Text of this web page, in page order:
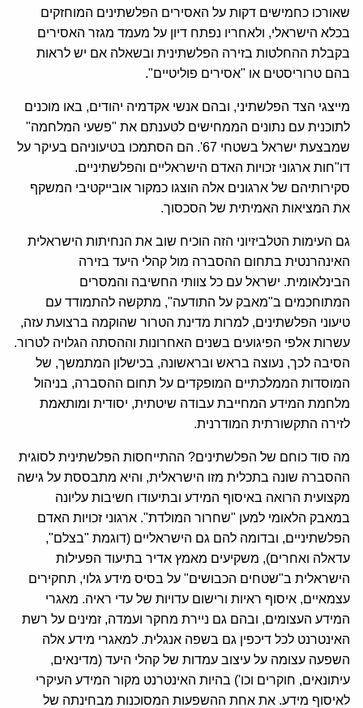
שאורכו כחמישים דקות על האסירים הפלשתינים המוחזקים
בכלא הישראלי, ולאחריו נפתח דיון על מעמד מגזר האסירים
בקבלת ההחלטות בזירה הפלשתינית ובשאלה אם יש לראות
בהם טרוריסטים או "אסירים פוליטיים".
מייצגי הצד הפלשתיני, ובהם אנשי אקדמיה יהודים, באו מוכנים
לתוכנית עם נתונים הממחישים לטענתם את "פשעי המלחמה"
שמבצעת ישראל בשטחי 67'. הם הסתמכו בטיעוניהם בעיקר על
דו"חות ארגוני זכויות האדם הישראליים והפלשתיניים.
סקירותיהם של ארגונים אלה הוצגו כמקור אובייקטיבי המשקף
את המציאות האמיתית של הסכסוך.
גם העימות הטלביזיוני הזה הוכיח שוב את הנחיתות הישראלית
האינהרנטית בתחום ההסברה מול קהלי היעד בזירה
הבינלאומית. ישראל עם כל צוותי החשיבה והמסרים
המתוחכמים ב"מאבק על התודעה", מתקשה להתמודד עם
טיעוני הפלשתינים, למרות מדינת הטרור שהוקמה ברצועת עזה,
עשרות אלפי הפיגועים בשנים האחרונות וההסתה הגלויה לטרור.
הסיבה לכך, נעוצה בראש ובראשונה, בכישלון המתמשך, של
המוסדות הממלכתיים המופקדים על תחום ההסברה, בניהול
מלחמת המידע המחייבת עבודה שיטתית, יסודית ומותאמת
לזירה התקשורתית המודרנית.
מה סוד כוחם של הפלשתינים? ההתייחסות הפלשתינית לסוגית
ההסברה שונה בתכלית מזו הישראלית, והיא מתבססת על גישה
מקצועית הרואה באיסוף המידע ובתיעודו חשיבות עליונה
במאבק הלאומי למען "שחרור המולדת". ארגוני זכויות האדם
הפלשתיניים, ובדומה להם גם הישראליים (דוגמת "בצלם",
עדאלה ואחרים), משקיעים מאמץ אדיר בתיעוד הפעילות
הישראלית ב"שטחים הכבושים" על בסיס מידע גלוי, תחקירים
עצמאיים, איסוף ראיות ורישום עדויות של עדי ראיה. מאגרי
המידע העצומים, ובהם גם ניירת מחקר ועמדה, זמינים על רשת
האינטרנט לכל דיכפין גם בשפה אנגלית. למאגרי מידע אלה
השפעה עצומה על עיצוב עמדות של קהלי היעד (מדינאים,
עיתונאים, חוקרים וכו') בהיות האינטרנט מקור המידע העיקרי
לאיסוף מידע. את אחת ההשפעות המסוכנות מבחינתה של